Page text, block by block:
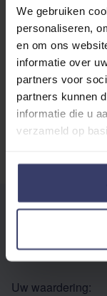
We gebruiken
personaliseren,
en om ons
informatie over
partners voor
partners kunnen
informatie die u
verzameld op
Top
SCHRIJF
U plaatst een
bandages
Uw waardering: